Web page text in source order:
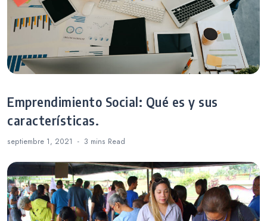
Emprendimiento Social: Qué es y sus
características.
septiembre 1, 2021 3 mins Read